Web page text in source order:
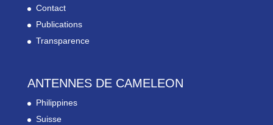
Contact
Publications
Transparence
ANTENNES DE CAMELEON
Philippines
Suisse